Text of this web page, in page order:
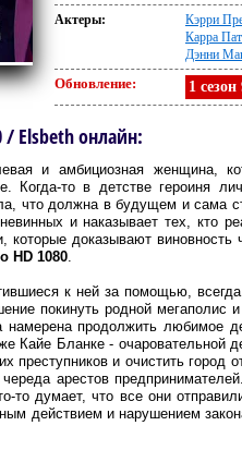
Актеры:
Кэрри
Карра
Дэнни
Обновление: 1
/ Elsbeth онлайн:
и амбициозная женщина,
Когда-то в детстве героиня
что должна в будущем и сама
и наказывает тех, кто
которые доказывают виновность
HD 1080.
к ней за помощью,
покинуть родной мегаполис
продолжить любимое
Кайе Бланке - очаровательной
преступников и очистить
арестов
то думает, что все они
действием и нарушением